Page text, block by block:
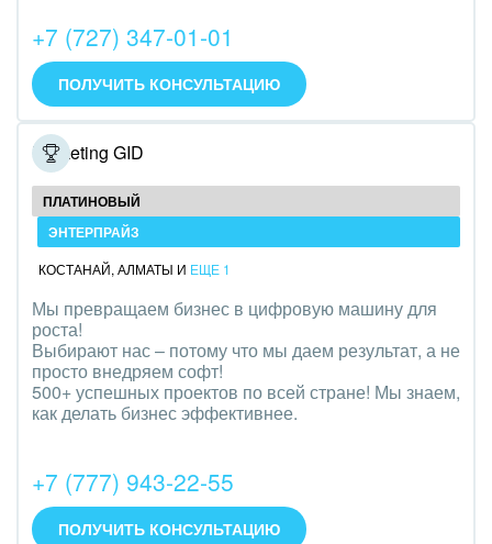
Интерьер, дизайн, декор
IT, Интернет
Консалтинговые и управленческие услуги
Культурные события, спорт, шоу-бизнес
Логистика
Мебель, лес, деревообработка
Медицина и фармацевтика
Металлургия
Мода, одежда, аксессуары, стиль
Нефть, газ
Оборудование, техника
+7 (727) 347-01-01
ПОЛУЧИТЬ КОНСУЛЬТАЦИЮ
Marketing GID
ПЛАТИНОВЫЙ
ЭНТЕРПРАЙЗ
КОСТАНАЙ, АЛМАТЫ И ЕЩЕ 1
Мы превращаем бизнес в цифровую машину для
роста!
Выбирают нас – потому что мы даем результат, а не
просто внедряем софт!
500+ успешных проектов по всей стране! Мы знаем,
как делать бизнес эффективнее.
+7 (777) 943-22-55
ПОЛУЧИТЬ КОНСУЛЬТАЦИЮ